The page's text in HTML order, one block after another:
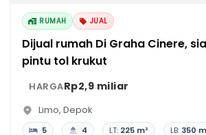
RUMAH JUAL
Dijual rumah Di Graha Cinere,
pintu tol krukut
HARGARp2,9 miliar
Limo, Depok
5 4 LT: 225 m² LB: 350